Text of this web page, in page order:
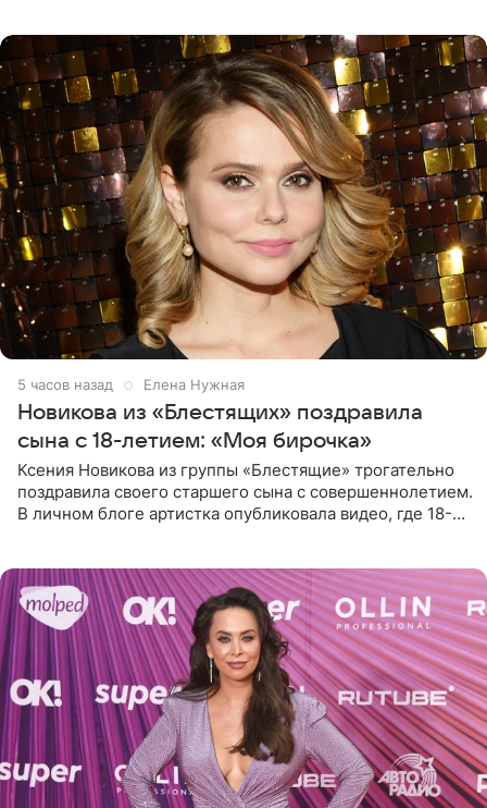
5 часов назад Елена Нужная
Новикова из «Блестящих» поздравила
сына с 18-летием: «Моя бирочка»
Ксения Новикова из группы «Блестящие» трогательно
поздравила своего старшего сына с совершеннолетием.
В личном блоге артистка опубликовала видео, где 18-